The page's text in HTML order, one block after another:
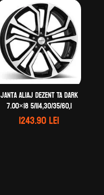
Janta aliaj DEZENT TA dark
7.00×18 5/114,30/35/60,1
1243.90lei